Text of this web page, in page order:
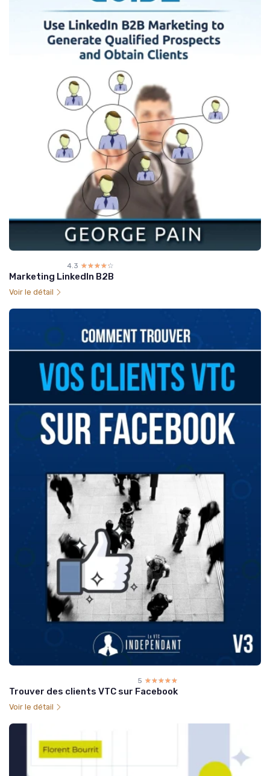
4.3 ☆☆☆☆☆
★★★★★
Marketing LinkedIn B2B
Voir le détail
5 ☆☆☆☆☆
★★★★★
Trouver des clients VTC sur Facebook
Voir le détail